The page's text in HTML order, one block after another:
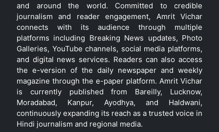
and around the world. Committed to credible
journalism and reader engagement, Amrit Vichar
connects with its audience through multiple
platforms including Breaking News updates, Photo
Galleries, YouTube channels, social media platforms,
and digital news services. Readers can also access
the e-version of the daily newspaper and weekly
magazine through the e-paper platform. Amrit Vichar
is currently published from Bareilly, Lucknow,
Moradabad, Kanpur, Ayodhya, and Haldwani,
continuously expanding its reach as a trusted voice in
Hindi journalism and regional media.